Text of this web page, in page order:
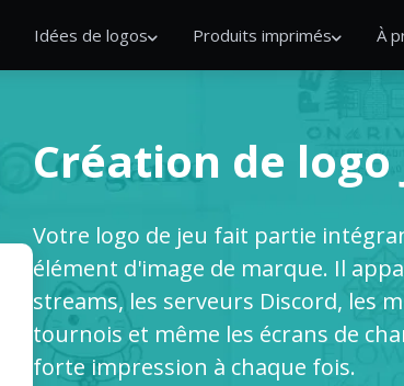
Idées de logos Produits imprimés À
Création de logo
Votre logo de jeu fait partie
élément d'image de marque. Il
streams, les serveurs Discord, les
tournois et même les écrans de
forte impression à chaque fois.